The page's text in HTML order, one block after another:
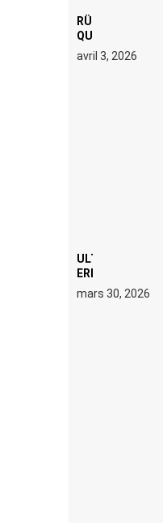
RÜFÜS DU SOL
QUATRE
avril 3, 2026
ULTRA 2026 :
ERIC PRYDZ
SYMBOLE
mars 30, 2026